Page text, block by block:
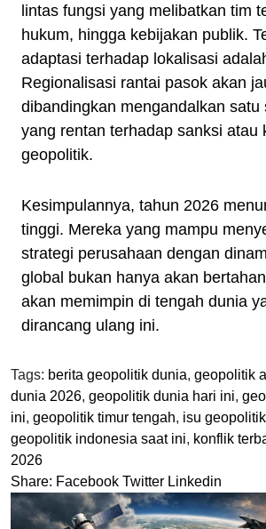
lintas fungsi yang melibatkan tim
hukum, hingga kebijakan publik.
adaptasi terhadap lokalisasi
Regionalisasi rantai pasok akan
dibandingkan mengandalkan satu
yang rentan terhadap sanksi atau
geopolitik.
Kesimpulannya, tahun 2026
tinggi. Mereka yang mampu
strategi perusahaan dengan
global bukan hanya akan
akan memimpin di tengah dunia
dirancang ulang ini.
Tags: berita geopolitik dunia, geopolitik
dunia 2026, geopolitik dunia hari ini,
ini, geopolitik timur tengah, isu
geopolitik indonesia saat ini, konflik
2026
Share: Facebook Twitter Linkedin